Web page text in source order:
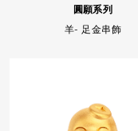
圓願系列
羊- 足金串飾